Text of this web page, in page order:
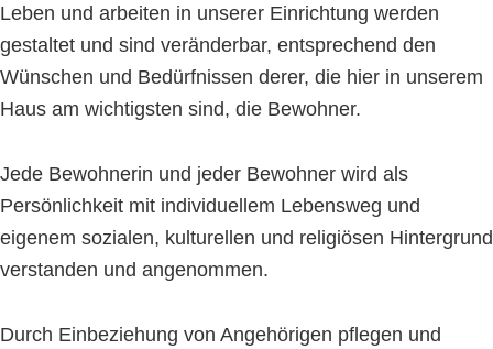
Leben und arbeiten in unserer Einrichtung werden
gestaltet und sind veränderbar, entsprechend den
Wünschen und Bedürfnissen derer, die hier in unserem
Haus am wichtigsten sind, die Bewohner.
Jede Bewohnerin und jeder Bewohner wird als
Persönlichkeit mit individuellem Lebensweg und
eigenem sozialen, kulturellen und religiösen Hintergrund
verstanden und angenommen.
Durch Einbeziehung von Angehörigen pflegen und